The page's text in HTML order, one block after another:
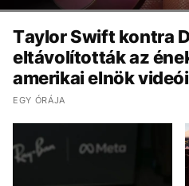
Taylor Swift kontra
eltávolították az
amerikai elnök
EGY ÓRÁJA